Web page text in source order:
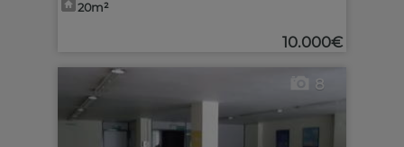
20m²
10.000€
8